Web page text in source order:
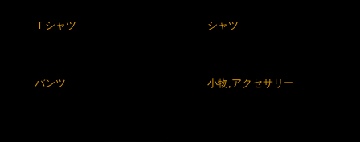
Ｔシャツ シャツ
パンツ 小物,アクセサリー